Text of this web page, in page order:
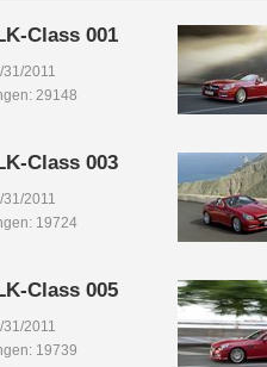
Class 001
2011
29148
Class 003
2011
19724
Class 005
2011
19739